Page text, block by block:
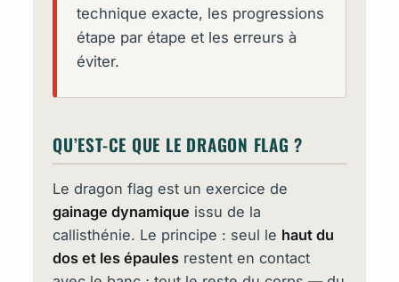
technique exacte, les progressions
étape par étape et les erreurs à
éviter.
QU’EST-CE QUE LE DRAGON FLAG ?
Le dragon flag est un exercice de
gainage dynamique issu de la
callisthénie. Le principe : seul le haut du
dos et les épaules restent en contact